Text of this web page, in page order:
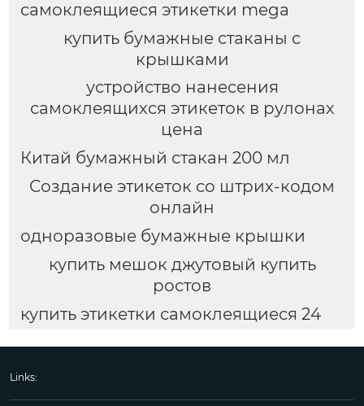
самоклеящиеся этикетки mega
купить бумажные стаканы с
крышками
устройство нанесения
самоклеящихся этикеток в рулонах
цена
Китай бумажный стакан 200 мл
Создание этикеток со штрих-кодом
онлайн
одноразовые бумажные крышки
купить мешок джутовый купить
ростов
купить этикетки самоклеящиеся 24
Links: